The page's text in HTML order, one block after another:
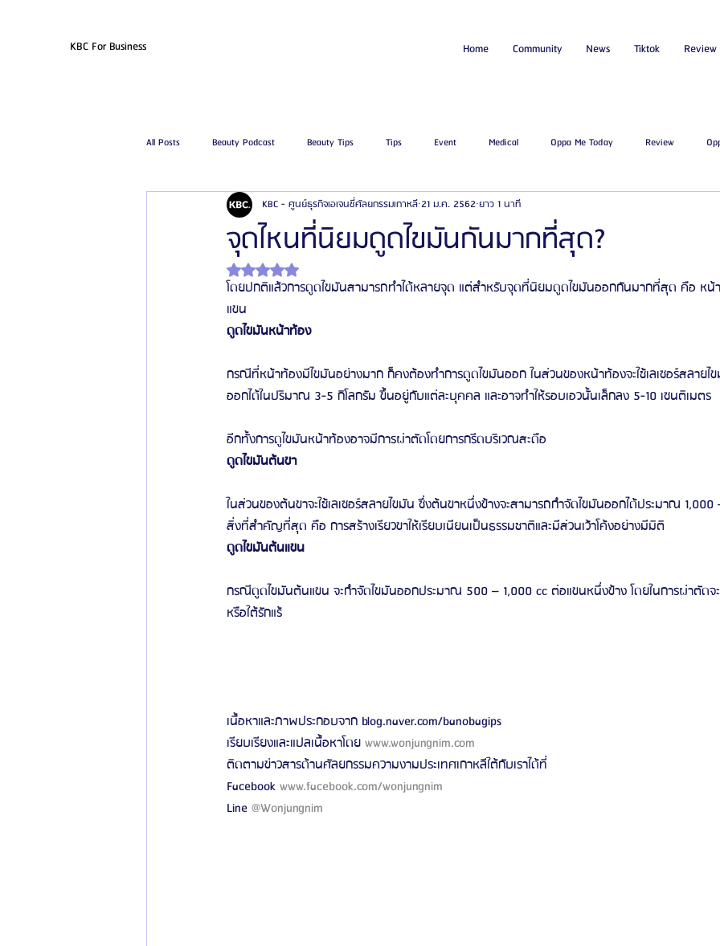
Home Community News Tiktok Review
KBC For Business
All Posts Beauty Podcast Beauty Tips Tips Event Medical Oppa Me Today Review
รีวิวศัลยกรรมฉีดไขมัน รีวิวศัลยกรรมดูดไขมัน โรงพยาบาลศัลยกรรมเอท็อป
โรงพยาบาลศัลยกรรมเฟรช
รีวิวศัลยกรรมผู้ชาย โรงพยาบาลศัลยกรรมมาอิน
ข่าวสารศัลยกรรมเกาหลี รีวิวดูดไขมัน รีวิวดูดไขมันหน้า รีวิวดูดไขมันเหนียง
จุดไหนที่นิยมดูดไขมันกันมากที่สุด?
KBC - ศูนย์ธุรกิจเอเจนซี่ศัลยกรรมเกาหลี 21 ม.ค. 2562ยาว 1 นาที
ได้รับ NaN เต็ม 5 ดาว
โดยปกติแล้วการดูดไขมันสามารถทำได้หลายจุด แต่สำหรับจุดที่นิยมดูดไขมันออกกันมากที่สุด คือ หน้
แขน
ดูดไขมันหน้าท้อง
กรณีที่หน้าท้องมีไขมันอย่างมาก ก็คงต้องทำการดูดไขมันออก ในส่วนของหน้าท้องจะใช้เลเซอร์สลายไ
ออกได้ในปริมาณ 3-5 กิโลกรัม ขึ้นอยู่กับแต่ละบุคคล และอาจทำให้รอบเอวนั้นเล็กลง 5-10 เซนติเมตร
อีกทั้งการดูไขมันหน้าท้องอาจมีการผ่าตัดโดยการกรีดบริเวณสะดือ
ดูดไขมันต้นขา
ในส่วนของต้นขาจะใช้เลเซอร์สลายไขมัน ซึ่งต้นขาหนึ่งข้างจะสามารถกำจัดไขมันออกได้ประมาณ
สิ่งที่สำคัญที่สุด คือ การสร้างเรียวขาให้เรียบเนียนเป็นธรรมชาติและมีส่วนเว้าโค้งอย่างมีมิติ
ดูดไขมันต้นแขน
กรณีดูดไขมันต้นแขน จะกำจัดไขมันออกประมาณ 500 – 1,000 cc ต่อแขนหนึ่งข้าง โดยในการผ่าตัด
หรือใต้รักแร้
เนื้อหาและภาพประกอบจาก blog.naver.com/banobagips
เรียบเรียงและแปลเนื้อหาโดย www.wonjungnim.com
ติดตามข่าวสารด้านศัลยกรรมความงามประเทศเกาหลีใต้กับเราได้ที่
Facebook www.facebook.com/wonjungnim
Line @Wonjungnim